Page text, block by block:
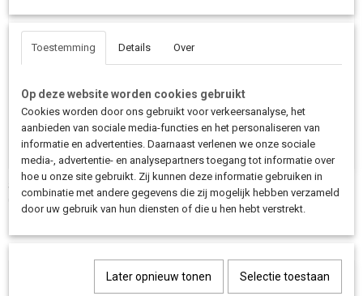
Schwalbe Binnenband – 26 inch | DV13 & AV13 Ventielopties
€ 7,90
Toestemming Details Over
Op deze website worden cookies gebruikt
Cookies worden door ons gebruikt voor verkeersanalyse, het
aanbieden van sociale media-functies en het personaliseren van
informatie en advertenties. Daarnaast verlenen we onze sociale
media-, advertentie- en analysepartners toegang tot informatie over
hoe u onze site gebruikt. Zij kunnen deze informatie gebruiken in
combinatie met andere gegevens die zij mogelijk hebben verzameld
door uw gebruik van hun diensten of die u hen hebt verstrekt.
Later opnieuw tonen Selectie toestaan